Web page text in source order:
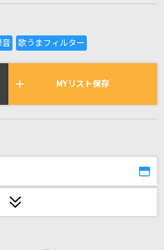
れき
れている曲の一覧
MYリスト保存